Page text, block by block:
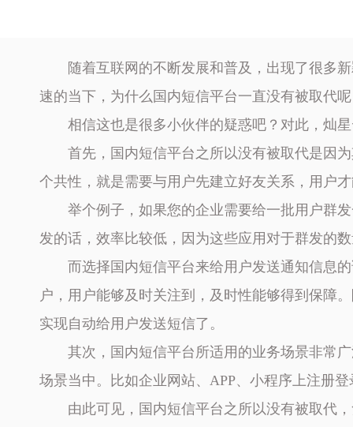
随着互联网的不断发展和普及，出现了很多
速的当下，为什么国内短信平台一直没有被取代
相信这也是很多小伙伴的疑惑吧？对此，灿
首先，国内短信平台之所以没有被取代是因
个共性，就是需要与用户先建立好友关系，用户
举个例子，如果您的企业需要给一批用户群
发的话，效率比较低，因为这些应用对于群发的
而选择国内短信平台来给用户发送通知信息
户，用户能够及时关注到，及时性能够得到保障
实现自动给用户发送短信了。
其次，国内短信平台所适用的业务场景非常
场景当中。比如企业网站、APP、小程序上注册
由此可见，国内短信平台之所以没有被取代